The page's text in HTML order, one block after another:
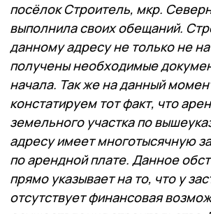
посёлок Строитель, мкр.
выполнила своих обещаний.
данному адресу не только не
получены необходимые
начала. Так же на данный
констатируем тот факт, что
земельного участка по
адресу имеет многотысячную
по арендной плате. Данное
прямо указывает на то, что у
отсутствует финансовая